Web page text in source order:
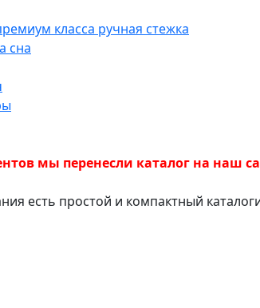
класса ручная стежка
сна
мы перенесли каталог на наш
есть простой и компактный